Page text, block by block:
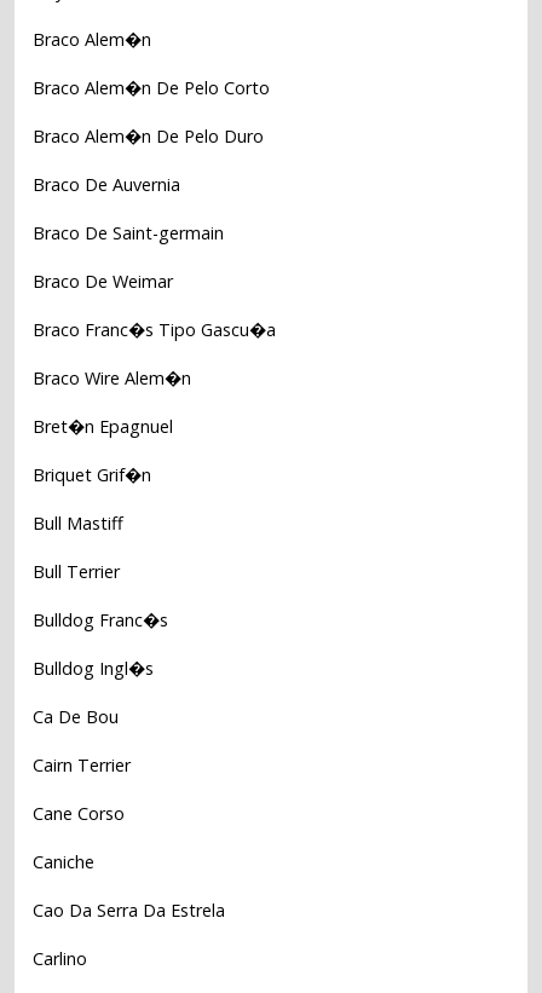
Braco Alem�n
Braco Alem�n De Pelo Corto
Braco Alem�n De Pelo Duro
Braco De Auvernia
Braco De Saint-germain
Braco De Weimar
Braco Franc�s Tipo Gascu�a
Braco Wire Alem�n
Bret�n Epagnuel
Briquet Grif�n
Bull Mastiff
Bull Terrier
Bulldog Franc�s
Bulldog Ingl�s
Ca De Bou
Cairn Terrier
Cane Corso
Caniche
Cao Da Serra Da Estrela
Carlino